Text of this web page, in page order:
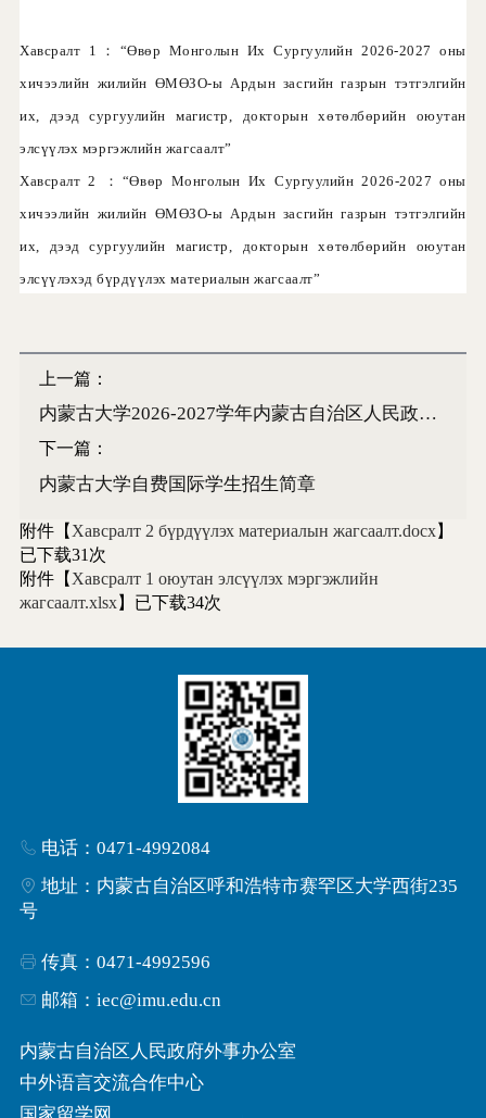
Хавсралт 1：“Өвөр Монголын Их Сургуулийн 2026-2027 оны
хичээлийн жилийн ӨМӨЗО-ы Ардын засгийн газрын тэтгэлгийн
их, дээд сургуулийн магистр, докторын хөтөлбөрийн оюутан
элсүүлэх мэргэжлийн жагсаалт”
Хавсралт 2 ：“Өвөр Монголын Их Сургуулийн 2026-2027 оны
хичээлийн жилийн ӨМӨЗО-ы Ардын засгийн газрын тэтгэлгийн
их, дээд сургуулийн магистр, докторын хөтөлбөрийн оюутан
элсүүлэхэд бүрдүүлэх материалын жагсаалт”
上一篇：
内蒙古大学2026-2027学年内蒙古自治区人民政府奖学金高校研究生项目招生简章
下一篇：
内蒙古大学自费国际学生招生简章
附件【 Хавсралт 2 бүрдүүлэх материалын жагсаалт.docx】
已下载31 次
附件【 Хавсралт 1 оюутан элсүүлэх мэргэжлийн
жагсаалт.xlsx】已下载34次
电话：0471-4992084
地址：内蒙古自治区呼和浩特市赛罕区大学西街235
号
传真：0471-4992596
邮箱：iec@imu.edu.cn
内蒙古自治区人民政府外事办公室
中外语言交流合作中心
国家留学网